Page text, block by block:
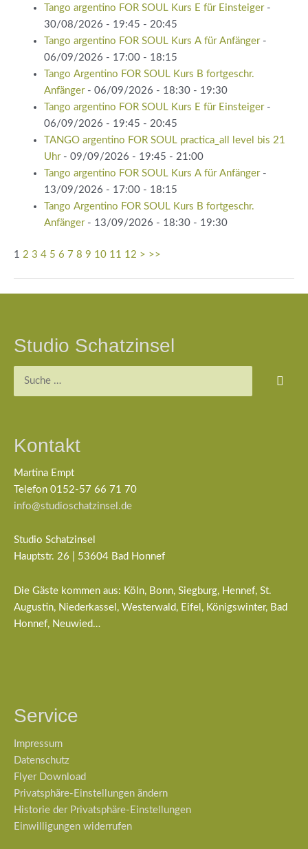
Tango argentino FOR SOUL Kurs E für Einsteiger-
30/08/2026 - 19:45 - 20:45
Tango argentino FOR SOUL Kurs A für Anfänger-
06/09/2026 - 17:00 - 18:15
Tango Argentino FOR SOUL Kurs B fortgeschr.
Anfänger- 06/09/2026 - 18:30 - 19:30
Tango argentino FOR SOUL Kurs E für Einsteiger-
06/09/2026 - 19:45 - 20:45
TANGO argentino FOR SOUL practica_all level bis 21
Uhr- 09/09/2026 - 19:45 - 21:00
Tango argentino FOR SOUL Kurs A für Anfänger-
13/09/2026 - 17:00 - 18:15
Tango Argentino FOR SOUL Kurs B fortgeschr.
Anfänger- 13/09/2026 - 18:30 - 19:30
1 2 3 4 5 6 7 8 9 10 11 12 > >>
Studio Schatzinsel
Kontakt
Martina Empt
Telefon 0152-57 66 71 70
info@studioschatzinsel.de
Studio Schatzinsel
Hauptstr. 26 | 53604 Bad Honnef
Die Gäste kommen aus: Köln, Bonn, Siegburg, Hennef, St.
Augustin, Niederkassel, Westerwald, Eifel, Königswinter, Bad
Honnef, Neuwied…
Service
Impressum
Datenschutz
Flyer Download
Privatsphäre-Einstellungen ändern
Historie der Privatsphäre-Einstellungen
Einwilligungen widerrufen